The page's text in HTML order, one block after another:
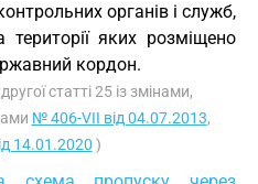
органів і служб,
яких розміщено
кордон.
статті 25 із змінами,
№ 406-VII від 04.07.2013,
14.01.2020 )